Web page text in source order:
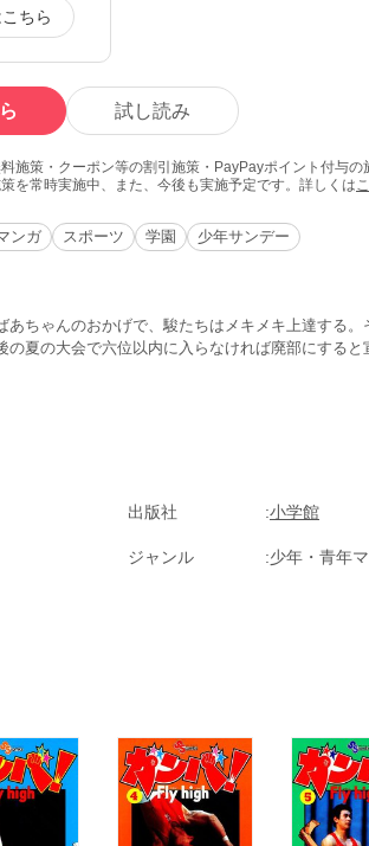
ちら
試し読み
施策・クーポン等の割引施策・PayPayポイント付与
を常時実施中、また、今後も実施予定です。詳しくは
ンガ スポーツ 学園 少年サンデー
あちゃんのおかげで、駿たちはメキメキ上達する
の夏の大会で六位以内に入らなければ廃部にする
出版社 小学館
ジャンル 少年・青年